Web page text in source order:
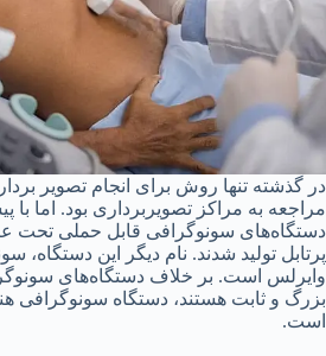
در گذشته تنها روش برای انجام تصویر
مراجعه به مراکز تصویربرداری بود. اما با
دستگاه‌های سونوگرافی قابل حملی تحت
پرتابل تولید شدند. نام دیگر این دستگاه،
وایرلس است. بر خلاف دستگاه‌های
بزرگ و ثابت هستند، دستگاه سونوگرافی
است.